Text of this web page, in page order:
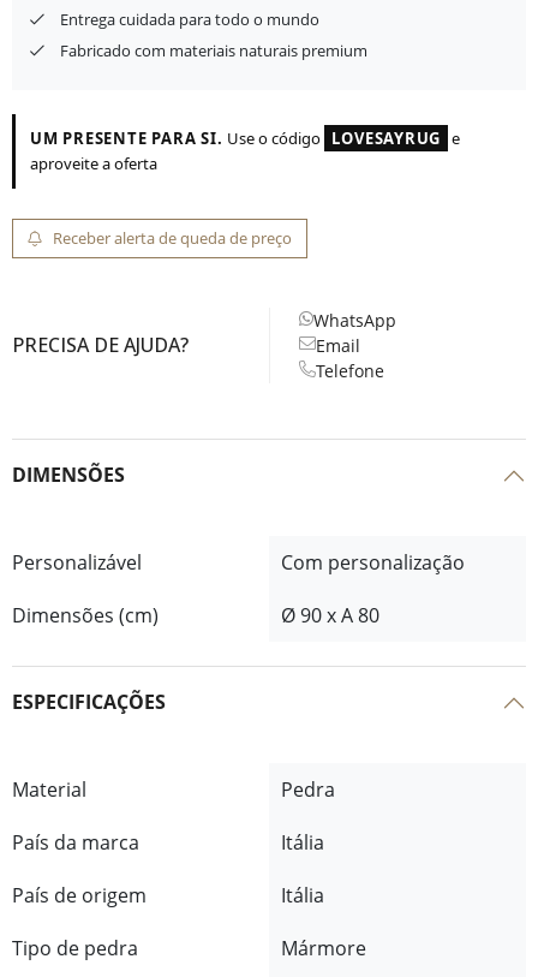
Entrega cuidada para todo o mundo
Fabricado com materiais naturais premium
UM PRESENTE PARA SI. Use o código LOVESAYRUG e
aproveite a oferta
Receber alerta de queda de preço
PRECISA DE AJUDA?
WhatsApp
Email
Telefone
DIMENSÕES
Personalizável
Com personalização
Dimensões (cm)
Ø 90 x A 80
ESPECIFICAÇÕES
Material
Pedra
País da marca
Itália
País de origem
Itália
Tipo de pedra
Mármore